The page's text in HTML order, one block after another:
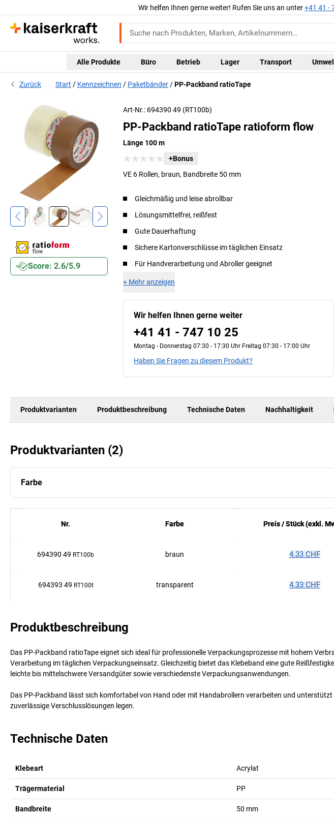
Wir helfen Ihnen gerne weiter! Rufen Sie uns an unter+41 41 -
Alle Produkte Büro Betrieb Lager Transport
Zurück Start Kennzeichnen Paketbänder PP-Packband ratioTape
Score: 2.6/5.9
Art-Nr.: 694390 49 (RT100b)
PP-Packband ratioTape ratioform flow
Länge 100 m
+Bonus
VE 6 Rollen, braun, Bandbreite 50 mm
Gleichmäßig und leise abrollbar
Lösungsmittelfrei, reißfest
Gute Dauerhaftung
Sichere Kartonverschlüsse im täglichen Einsatz
Für Handverarbeitung und Abroller geeignet
+ Mehr anzeigen
Wir helfen Ihnen gerne weiter
+41 41 - 747 10 25
Montag - Donnerstag 07:30 - 17:30 Uhr Freitag 07:30 - 17:00 Uhr
Haben Sie Fragen zu diesem Produkt?
Produktvarianten Produktbeschreibung Technische Daten Nachhaltigkeit
Produktvarianten (2)
Farbe
Nr. Farbe Preis /Stück(exkl.
Nr. Farbe Preis /Stück(exkl.
694390 49 RT100b braun 4.33 CHF
694393 49 RT100t transparent 4.33 CHF
Produktbeschreibung
Das PP-Packband ratioTape eignet sich ideal für professionelle Verpackungsprozesse mit hohem
Verarbeitung im täglichen Verpackungseinsatz. Gleichzeitig bietet das Klebeband eine gute
leichte bis mittelschwere Versandgüter sowie verschiedenste Verpackungsanwendungen.
Das PP-Packband lässt sich komfortabel von Hand oder mit Handabrollern verarbeiten und
zuverlässige Verschlusslösungen legen.
Technische Daten
Klebeart Acrylat
Trägermaterial PP
Bandbreite 50 mm